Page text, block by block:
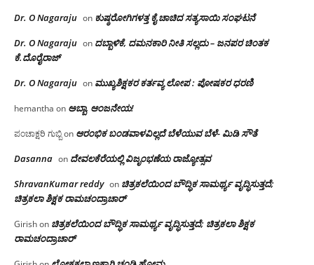
Dr. O Nagaraju on ಕುಷ್ಠರೋಗಿಗಳತ್ತ ಕೈ ಚಾಚಿದ ಸತ್ಯಸಾಯಿ ಸಂಘಟನೆ
Dr. O Nagaraju on ದಬ್ಬಾಳಿಕೆ, ದಮನಕಾರಿ ನೀತಿ ಸಲ್ಲದು – ಜನಪರ ಚಿಂತಕ
ಕೆ.ದೊರೈರಾಜ್
Dr. O Nagaraju on ಮುಖ್ಯಶಿಕ್ಷಕರ ಕರ್ತವ್ಯ ಲೋಪ : ಪೋಷಕರ ಧರಣಿ
hemantha on ಅಬ್ಬಾ, ಆಂಜನೇಯ!
ಪಂಚಾಕ್ಷರಿ ಗುಬ್ಬಿon ಆರಂಭಿಕ ಬಂಡವಾಳವಿಲ್ಲದೆ ಬೆಳೆಯುವ ಬೆಳೆ- ಮಿಡಿ ಸೌತೆ
Dasanna on ದೇವಲಕೆರೆಯಲ್ಲಿ ವಿಜೃಂಭಣೆಯ ರಾಜ್ಯೋತ್ಸವ
ShravanKumar reddy on ಚಿತ್ರಕಲೆಯಿಂದ ಬೌದ್ಧಿಕ ಸಾಮರ್ಥ್ಯ ವೃದ್ಧಿಸುತ್ತದೆ;
ಚಿತ್ರಕಲಾ ಶಿಕ್ಷಕ ರಾಮಚಂದ್ರಾಚಾರ್
Girishon ಚಿತ್ರಕಲೆಯಿಂದ ಬೌದ್ಧಿಕ ಸಾಮರ್ಥ್ಯ ವೃದ್ಧಿಸುತ್ತದೆ; ಚಿತ್ರಕಲಾ ಶಿಕ್ಷಕ
ರಾಮಚಂದ್ರಾಚಾರ್